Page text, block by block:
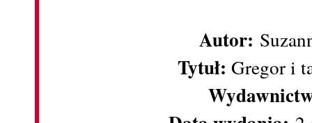
Autor:
Tytuł: Gregor i